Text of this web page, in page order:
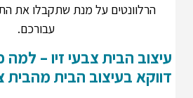
הרלוונטים על מנת שתקבלו את
עבורכם.
עיצוב הבית צבעי זיו –
דווקא בעיצוב הבית מהבית